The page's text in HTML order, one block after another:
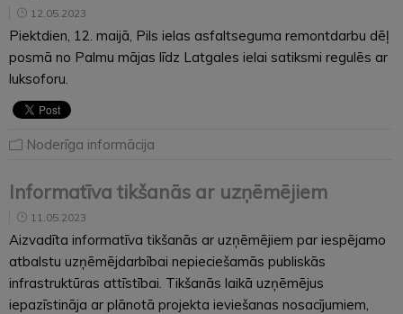
12.05.2023
Piektdien, 12. maijā, Pils ielas asfaltseguma remontdarbu dēļ
posmā no Palmu mājas līdz Latgales ielai satiksmi regulēs ar
luksoforu.
Noderīga informācija
Informatīva tikšanās ar uzņēmējiem
11.05.2023
Aizvadīta informatīva tikšanās ar uzņēmējiem par iespējamo
atbalstu uzņēmējdarbībai nepieciešamās publiskās
infrastruktūras attīstībai. Tikšanās laikā uzņēmējus
iepazīstināja ar plānotā projekta ieviešanas nosacījumiem,